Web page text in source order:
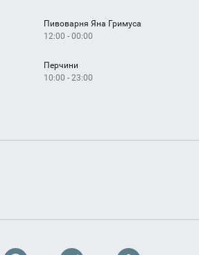
Пивоварня Яна Гримуса
12:00 - 00:00
Перчини
10:00 - 23:00